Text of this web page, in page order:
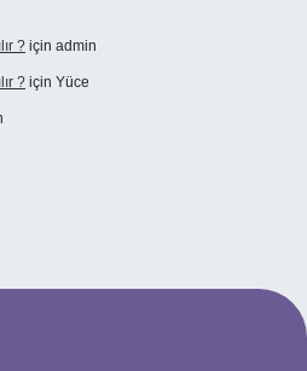
? için admin
? için Yüce